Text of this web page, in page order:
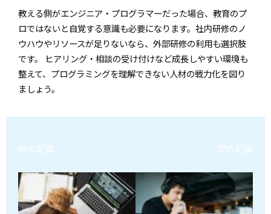
教える側がエンジニア・プログラマーだった場合、教育のプ
ロではないと自覚する意識も必要になります。社内研修のノ
ウハウやリソースが足りないなら、外部研修の利用も選択肢
です。 ヒアリング・相談の受け付けなど成長しやすい環境も
整えて、プログラミングを理解できない人材の戦力化を図り
ましょう。
前の記事 次の記事